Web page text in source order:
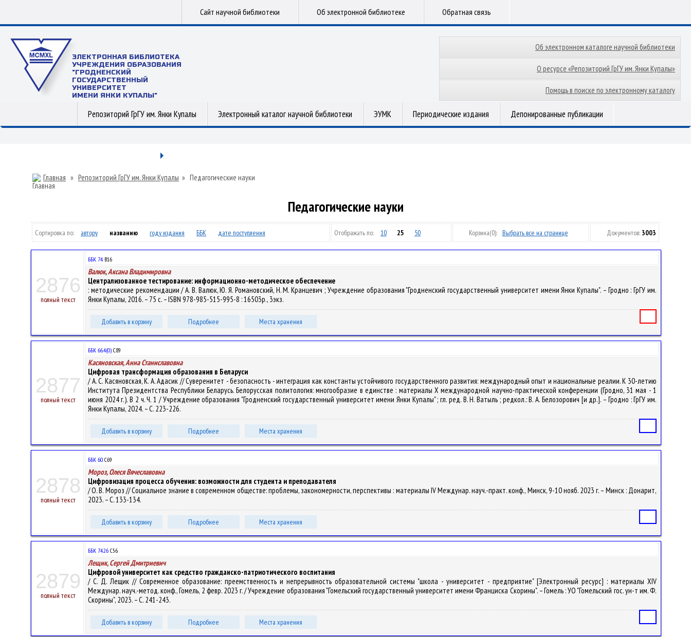
Сайт научной библиотеки Об электронной библиотеке Обратная связь
ЭЛЕКТРОННАЯ БИБЛИОТЕКА
УЧРЕЖДЕНИЯ ОБРАЗОВАНИЯ
"ГРОДНЕНСКИЙ
ГОСУДАРСТВЕННЫЙ
УНИВЕРСИТЕТ
ИМЕНИ ЯНКИ КУПАЛЫ"
Об электронном каталоге научной библиотеки
О ресурсе «Репозиторий ГрГУ им. Янки Купалы»
Помощь в поиске по электронному каталогу
Репозиторий ГрГУ им. Янки Купалы Электронный каталог научной библиотеки ЭУМК Периодические издания Депонированные публикации
Главная » Репозиторий ГрГУ им. Янки Купалы » Педагогические науки
Педагогические науки
Сортировка по: автору названию году издания ББК дате поступления Отображать по: 10 25 50 Корзина(0): Выбрать все на странице Документов: 3003
2876
полный текст
ББК 74.В16
Валюк, Аксана Владимировна
Централизованное тестирование: информационно-методическое обеспечение
: методические рекомендации / А. В. Валюк, Ю. Я. Романовский, Н. М. Кранцевич ; Учреждение образования "Гродненский государственный университет имени Янки Купалы". – Гродно : ГрГУ им.
Янки Купалы, 2016. – 75 с. – ISBN 978-985-515-995-8 : 16503р., 3экз.
Добавить в корзину Подробнее Места хранения
2877
полный текст
ББК 66.4(0) С89
Касяновская, Анна Станиславовна
Цифровая трансформация образования в Беларуси
/ А. С. Касяновская, К. А. Адасик // Суверенитет - безопасность - интеграция как константы устойчивого государственного развития: международный опыт и национальные реалии. К 30-летию
Института Президентства Республики Беларусь. Белорусская политология: многообразие в единстве : материалы X международной научно-практической конференции (Гродно, 31 мая - 1
июня 2024 г.). В 2 ч. Ч. 1 / Учреждение образования "Гродненский государственный университет имени Янки Купалы" ; гл. ред. В. Н. Ватыль ; редкол.: В. А. Белозорович [и др.]. – Гродно : ГрГУ им.
Янки Купалы, 2024. – С. 223-226.
Добавить в корзину Подробнее Места хранения
2878
полный текст
ББК 60.С69
Мороз, Олеся Вячеславовна
Цифровизация процесса обучения: возможности для студента и преподавателя
/ О. В. Мороз // Социальное знание в современном обществе: проблемы, закономерности, перспективы : материалы IV Междунар. науч.-практ. конф., Минск, 9-10 нояб. 2023 г. – Минск : Донарит,
2023. – С. 133-134.
Добавить в корзину Подробнее Места хранения
2879
полный текст
ББК 74.26 С56
Лещик, Сергей Дмитриевич
Цифровой университет как средство гражданско-патриотического воспитания
/ С. Д. Лещик // Современное образование: преемственность и непрерывность образовательной системы "школа - университет - предприятие" [Электронный ресурс] : материалы XIV
Междунар. науч.-метод. конф., Гомель, 2 февр. 2023 г. / Учреждение образования "Гомельский государственный университет имени Франциска Скорины". – Гомель : УО "Гомельский гос. ун-т им. Ф.
Скорины", 2023. – С. 241-243.
Добавить в корзину Подробнее Места хранения